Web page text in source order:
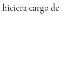
cargo de